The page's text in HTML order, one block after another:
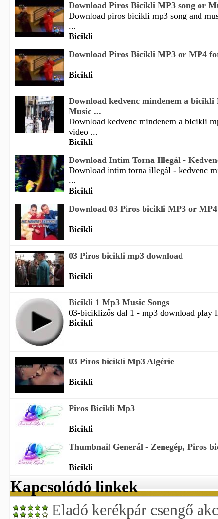
Download Piros Bicikli MP3 song or
Download piros bicikli mp3 song and
...
Bicikli
Download Piros Bicikli MP3 or MP4
Bicikli
Download kedvenc mindenem a bicikli
Music ...
Download kedvenc mindenem a bicikli
video ...
Bicikli
Download Intim Torna Illegál -
Download intim torna illegál - kedvenc
...
Bicikli
Download 03 Piros bicikli MP3 or
Bicikli
03 Piros bicikli mp3 download
Bicikli
Bicikli 1 Mp3 Music Songs
03-biciklizős dal 1 - mp3 download play
Bicikli
03 Piros bicikli Mp3 Algérie
Bicikli
Piros Bicikli Mp3
Bicikli
Thumbnail Generál - Zenegép, Piros
Bicikli
Kapcsolódó linkek
Eladó kerékpár csengő